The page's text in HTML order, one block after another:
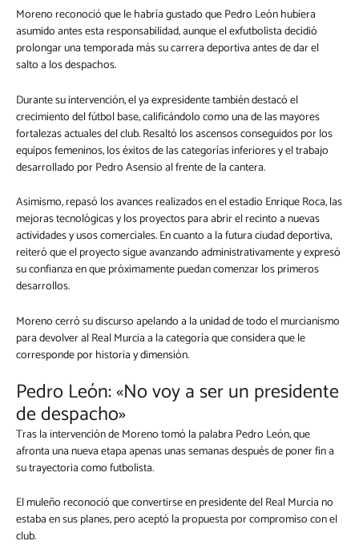
Moreno reconoció que le habría gustado que Pedro León hubiera
asumido antes esta responsabilidad, aunque el exfutbolista decidió
prolongar una temporada más su carrera deportiva antes de dar el
salto a los despachos.
Durante su intervención, el ya expresidente también destacó el
crecimiento del fútbol base, calificándolo como una de las mayores
fortalezas actuales del club. Resaltó los ascensos conseguidos por los
equipos femeninos, los éxitos de las categorías inferiores y el trabajo
desarrollado por Pedro Asensio al frente de la cantera.
Asimismo, repasó los avances realizados en el estadio Enrique Roca, las
mejoras tecnológicas y los proyectos para abrir el recinto a nuevas
actividades y usos comerciales. En cuanto a la futura ciudad deportiva,
reiteró que el proyecto sigue avanzando administrativamente y expresó
su confianza en que próximamente puedan comenzar los primeros
desarrollos.
Moreno cerró su discurso apelando a la unidad de todo el murcianismo
para devolver al Real Murcia a la categoría que considera que le
corresponde por historia y dimensión.
Pedro León: «No voy a ser un presidente
de despacho»
Tras la intervención de Moreno tomó la palabra Pedro León, que
afronta una nueva etapa apenas unas semanas después de poner fin a
su trayectoria como futbolista.
El muleño reconoció que convertirse en presidente del Real Murcia no
estaba en sus planes, pero aceptó la propuesta por compromiso con el
club.